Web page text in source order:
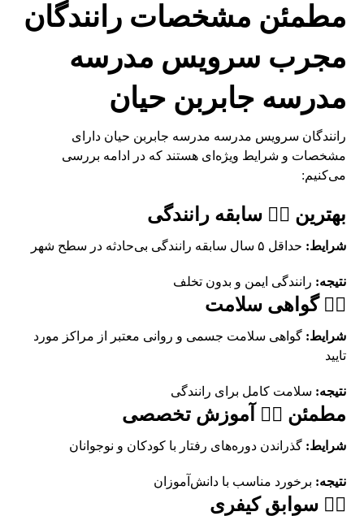
مطمئن مشخصات رانندگان
مجرب سرویس مدرسه
مدرسه جابربن حیان
رانندگان سرویس مدرسه مدرسه جابربن حیان دارای
مشخصات و شرایط ویژه‌ای هستند که در ادامه بررسی
می‌کنیم:
بهترین 👨‍✈️ سابقه رانندگی
شرایط: حداقل ۵ سال سابقه رانندگی بی‌حادثه در سطح شهر
نتیجه: رانندگی ایمن و بدون تخلف
👨‍✈️ گواهی سلامت
شرایط: گواهی سلامت جسمی و روانی معتبر از مراکز مورد
تایید
نتیجه: سلامت کامل برای رانندگی
مطمئن 👨‍✈️ آموزش تخصصی
شرایط: گذراندن دوره‌های رفتار با کودکان و نوجوانان
نتیجه: برخورد مناسب با دانش‌آموزان
👨‍✈️ سوابق کیفری